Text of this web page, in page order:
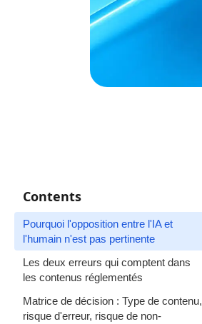
Contents
Pourquoi l'opposition entre l'IA et
l'humain n'est pas pertinente
Les deux erreurs qui comptent dans
les contenus réglementés
Matrice de décision : Type de contenu,
risque d'erreur, risque de non-